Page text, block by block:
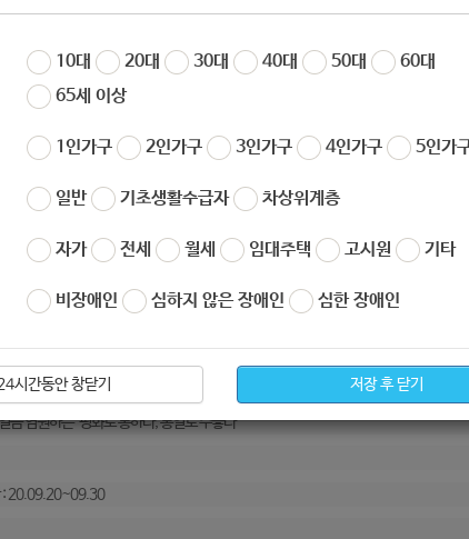
10대 20대 30대 40대 50대
60대
65세 이상
1인가구 2인가구 3인가구 4인가구 5인가
일반 기초생활수급자 차상위계층
자가 전세 월세 임대주택 고시원 기타
비장애인 심하지 않은 장애인 심한 장애인
시간동안 창닫기 저장 후 닫기
가요
통일로가요
악을 통해 평화와 통일에 대한 국민들의 관심을 높이고 친숙해지는 계기를 마련
2020.09.20~09.30
음 염원하는 ‘평화로 통하다, 통일로 수놓다’
: 20.09.20~09.30